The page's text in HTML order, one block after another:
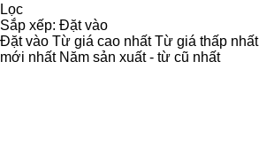
Lọc
Sắp xếp: Đặt vào
Đặt vào Từ giá cao nhất Từ giá thấp nhất
mới nhất Năm sản xuất - từ cũ nhất